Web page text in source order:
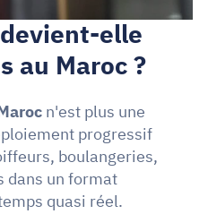
elle
au Maroc ?
n'est plus une
progressif
boulangeries,
dans un format
quasi réel.